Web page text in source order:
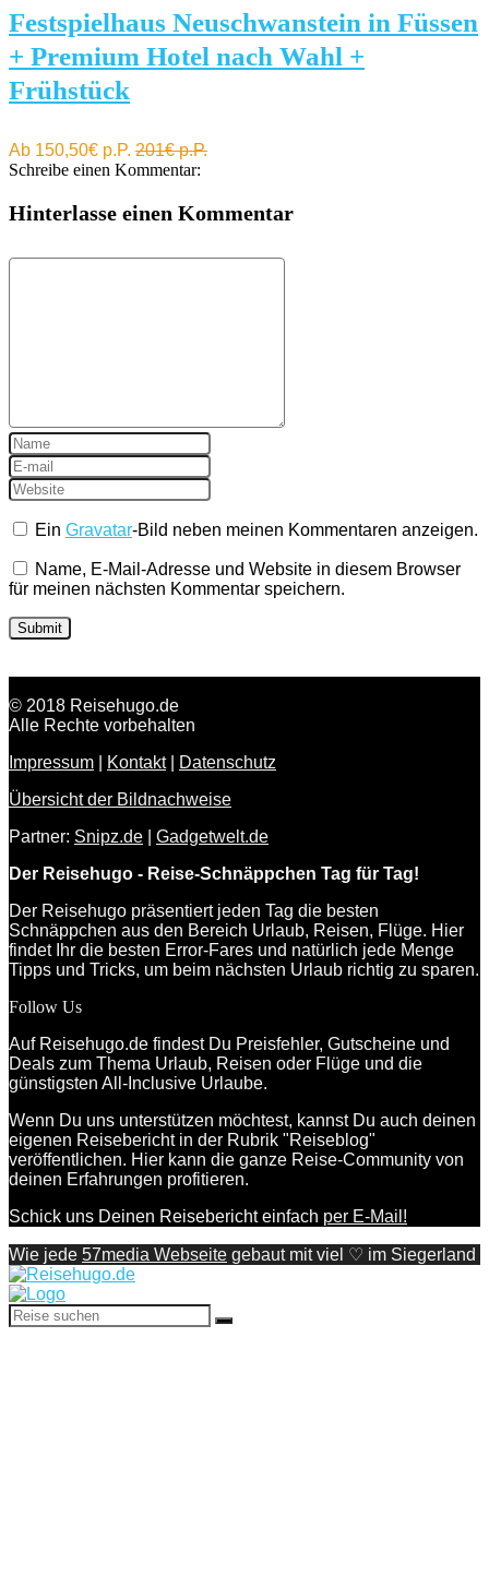
Festspielhaus Neuschwanstein in Füssen
+ Premium Hotel nach Wahl +
Frühstück
Ab 150,50€ p.P. 201€ p.P.
Schreibe einen Kommentar:
Hinterlasse einen Kommentar
EinGravatar-Bild neben meinen Kommentaren anzeigen.
Name, E-Mail-Adresse und Website in diesem Browser
für meinen nächsten Kommentar speichern.
© 2018 Reisehugo.de
Alle Rechte vorbehalten
Impressum
Kontakt|
Datenschutz
Übersicht der Bildnachweise
Partner: Snipz.de
Gadgetwelt.de
Der Reisehugo - Reise-Schnäppchen Tag für Tag!
Der Reisehugo präsentiert jeden Tag die besten
Schnäppchen aus den Bereich Urlaub, Reisen, Flüge. Hier
findet Ihr die besten Error-Fares und natürlich jede Menge
Tipps und Tricks, um beim nächsten Urlaub richtig zu sparen.
Follow Us
Auf Reisehugo.de findest Du Preisfehler, Gutscheine und
Deals zum Thema Urlaub, Reisen oder Flüge und die
günstigsten All-Inclusive Urlaube.
Wenn Du uns unterstützen möchtest, kannst Du auch deinen
eigenen Reisebericht in der Rubrik "Reiseblog"
veröffentlichen. Hier kann die ganze Reise-Community von
deinen Erfahrungen profitieren.
Schick uns Deinen Reisebericht einfach per E-Mail!
Wie jede 57media Webseite gebaut mit viel ♡ im Siegerland